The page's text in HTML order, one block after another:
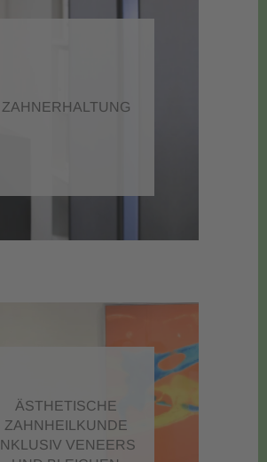
ZAHNERHALTUNG
ÄSTHETISCHE
ZAHNHEILKUNDE
INKLUSIV VENEERS